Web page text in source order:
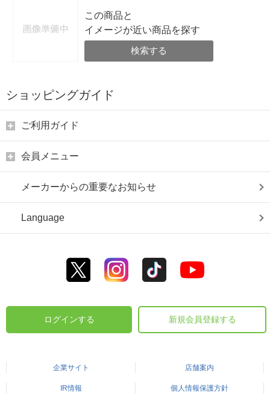
この商品と
イメージが近い商品を探す
検索する
ショッピングガイド
ご利用ガイド
会員メニュー
メーカーからの重要なお知らせ
Language
ログインする 新規会員登録する
企業サイト 店舗案内
IR情報 個人情報保護方針